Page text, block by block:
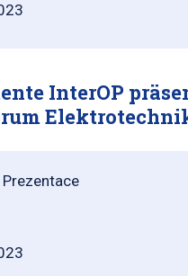
InterOP
Prezentace